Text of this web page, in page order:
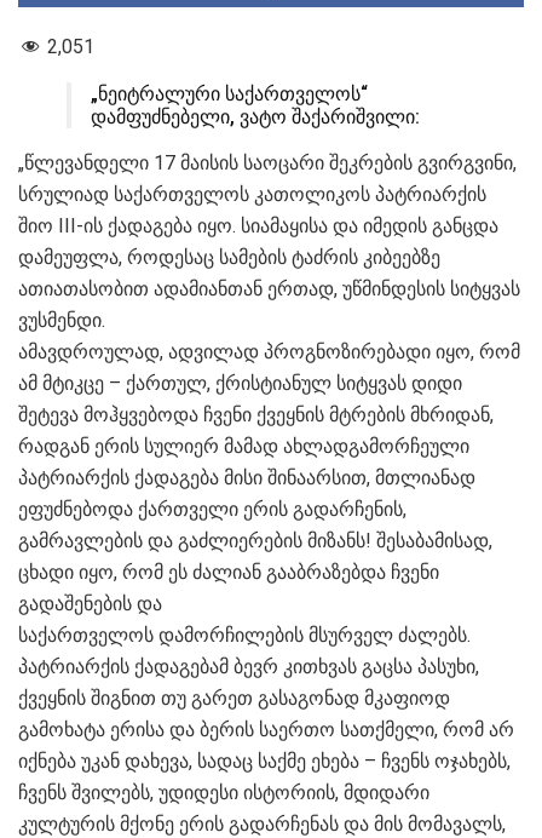
2,051
„ნეიტრალური საქართველოს“
დამფუძნებელი, ვატო შაქარიშვილი:
„წლევანდელი 17 მაისის საოცარი შეკრების გვირგვინი,
სრულიად საქართველოს კათოლიკოს პატრიარქის
შიო III-ის ქადაგება იყო. სიამაყისა და იმედის განცდა
დამეუფლა, როდესაც სამების ტაძრის კიბეებზე
ათიათასობით ადამიანთან ერთად, უწმინდესის სიტყვას
ვუსმენდი.
ამავდროულად, ადვილად პროგნოზირებადი იყო, რომ
ამ მტიკცე – ქართულ, ქრისტიანულ სიტყვას დიდი
შეტევა მოჰყვებოდა ჩვენი ქვეყნის მტრების მხრიდან,
რადგან ერის სულიერ მამად ახლადგამორჩეული
პატრიარქის ქადაგება მისი შინაარსით, მთლიანად
ეფუძნებოდა ქართველი ერის გადარჩენის,
გამრავლების და გაძლიერების მიზანს! შესაბამისად,
ცხადი იყო, რომ ეს ძალიან გააბრაზებდა ჩვენი
გადაშენების და
საქართველოს დამორჩილების მსურველ ძალებს.
პატრიარქის ქადაგებამ ბევრ კითხვას გაცსა პასუხი,
ქვეყნის შიგნით თუ გარეთ გასაგონად მკაფიოდ
გამოხატა ერისა და ბერის საერთო სათქმელი, რომ არ
იქნება უკან დახევა, სადაც საქმე ეხება – ჩვენს ოჯახებს,
ჩვენს შვილებს, უდიდესი ისტორიის, მდიდარი
კულტურის მქონე ერის გადარჩენას და მის მომავალს,